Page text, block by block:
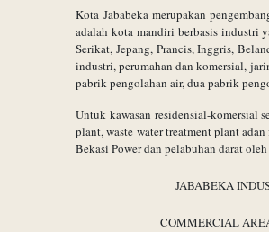
Kota Jababeka merupakan
adalah kota mandiri berbasis industri
Serikat, Jepang, Prancis, Inggris,
industri, perumahan dan komersial,
pabrik pengolahan air, dua pabrik
Untuk kawasan residensial-komersial
plant, waste water treatment plant
Bekasi Power dan pelabuhan darat
JABABEKA
COMMERCIAL